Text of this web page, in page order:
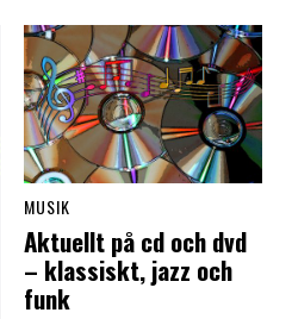
MUSIK
Aktuellt på cd och dvd
– klassiskt, jazz och
funk